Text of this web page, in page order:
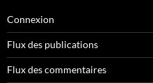
Connexion
Flux des publications
Flux des commentaires